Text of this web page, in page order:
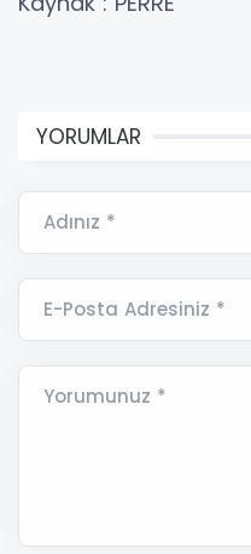
YORUMLAR
Adınız *
E-Posta Adresiniz *
Yorumunuz *